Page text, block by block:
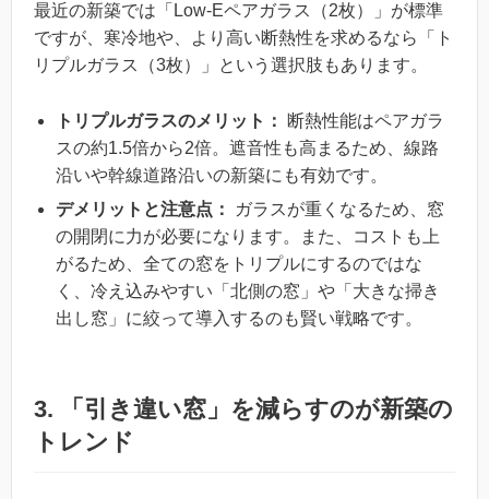
最近の新築では「Low-Eペアガラス（2枚）」が標準
ですが、寒冷地や、より高い断熱性を求めるなら「ト
リプルガラス（3枚）」という選択肢もあります。
トリプルガラスのメリット：
断熱性能はペアガラ
スの約1.5倍から2倍。遮音性も高まるため、線路
沿いや幹線道路沿いの新築にも有効です。
デメリットと注意点：
ガラスが重くなるため、窓
の開閉に力が必要になります。また、コストも上
がるため、全ての窓をトリプルにするのではな
く、冷え込みやすい「北側の窓」や「大きな掃き
出し窓」に絞って導入するのも賢い戦略です。
3. 「引き違い窓」を減らすのが新築の
トレンド